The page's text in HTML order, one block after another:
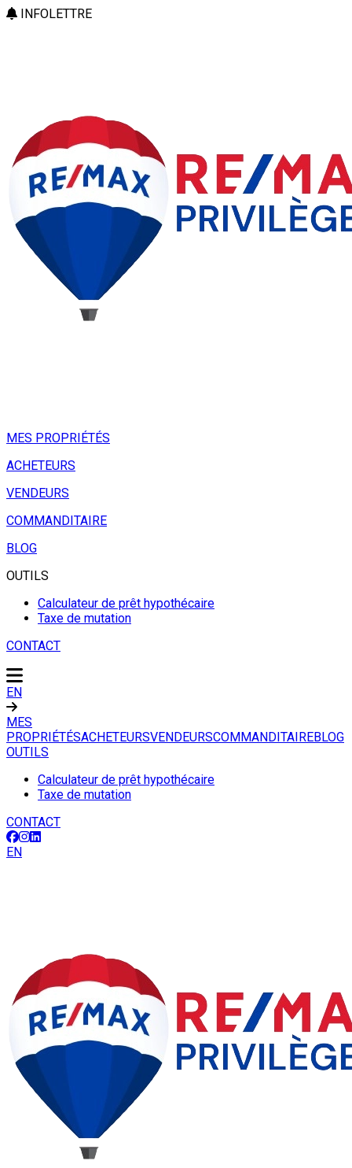
INFOLETTRE
MES PROPRIÉTÉS
ACHETEURS
VENDEURS
COMMANDITAIRE
BLOG
OUTILS
Calculateur de prêt hypothécaire
Taxe de mutation
CONTACT
EN
MES
PROPRIÉTÉSACHETEURSVENDEURSCOMMANDITAIREBLOG
OUTILS
Calculateur de prêt hypothécaire
Taxe de mutation
CONTACT
EN